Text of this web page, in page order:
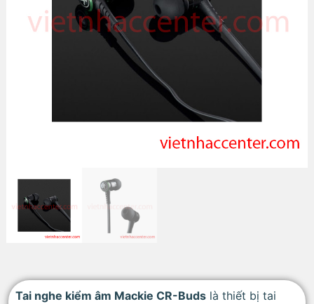
Tai nghe kiểm âm Mackie CR-Buds là thiết bị tai